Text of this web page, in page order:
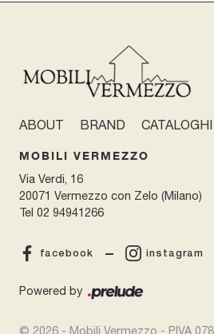
ABOUT BRAND CATALOGHI
MOBILI VERMEZZO
Via Verdi, 16
20071 Vermezzo con Zelo (Milano)
Tel 02 94941266
facebook instagram
Powered by
© 2026 - Mobili Vermezzo - P.IVA